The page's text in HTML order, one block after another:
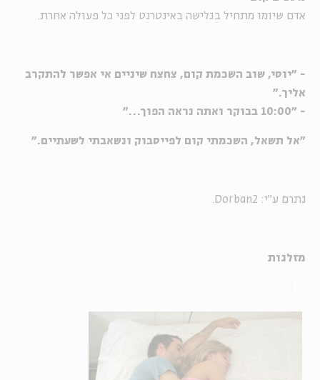
אדם שיומו מתחיל בגלישה באינטרנט לפני כל פעולה אחרת.
- "יוסי, שוב השכמת קום, צחצח שיניים אי אפשר להתקרב
אליך."
- "10:00 בבוקר ואתה נראה הפוך…"
"אל תשאל, השכמתי קום לפייסבוק ונשאבתי לשעתיים."
נתרם ע"י: Dorban2.
מזלגות